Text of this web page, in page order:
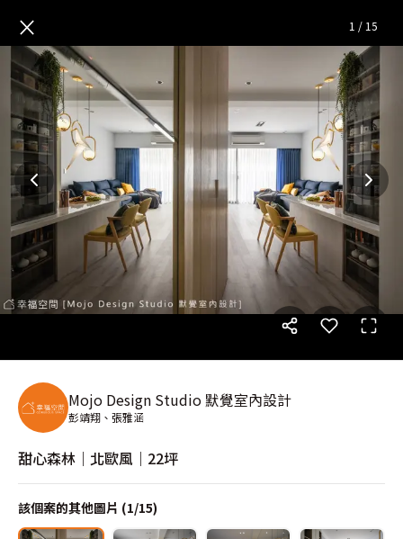
甜心森林｜北歐風｜22坪 — 完
× 1 / 15
Mojo Design Studio 默覺室內設計
彭靖翔、張雅涵
甜心森林｜北歐風｜22坪
該個案的其他圖片 (1/15)